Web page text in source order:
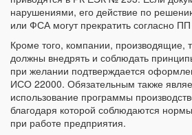
нарушениями, его действие по
или ФСА могут прекратить согласно
Кроме того, компании, производящие,
должны внедрять и соблюдать
при желании подтверждается
ИСО 22000. Обязательным также
использование программы
благодаря которой соблюдаются
при работе предприятия.